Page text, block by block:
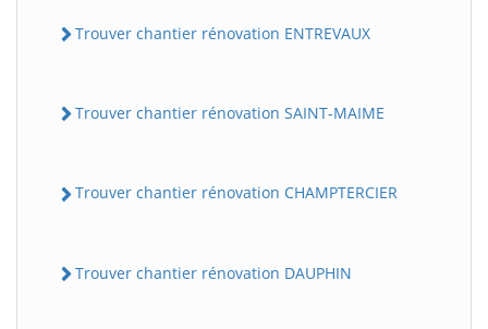
Trouver chantier rénovation ENTREVAUX
Trouver chantier rénovation SAINT-MAIME
Trouver chantier rénovation CHAMPTERCIER
Trouver chantier rénovation DAUPHIN